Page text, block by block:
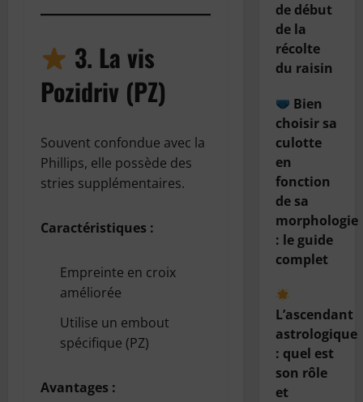
3. La vis
Pozidriv (PZ)
Souvent confondue avec la
Phillips, elle possède des
stries supplémentaires.
Caractéristiques :
Empreinte en croix
améliorée
Utilise un embout
spécifique (PZ)
Avantages :
de début
de la
récolte
du raisin
Bien
choisir sa
culotte
en
fonction
de sa
morphologie
: le guide
complet
L’ascendant
astrologique
: quel est
son rôle
et